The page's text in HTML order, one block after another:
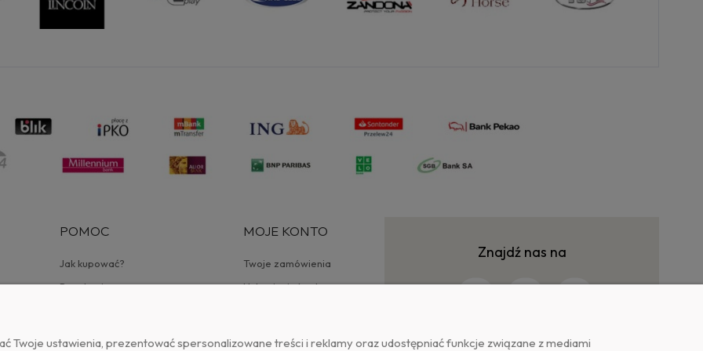
Znajdź nas na
POMOC
Jak kupować?
Regulamin
MOJE KONTO
Twoje zamówienia
Ustawienia konta
Twoje ustawienia, prezentować spersonalizowane treści i reklamy oraz udostępniać funkcje związane z mediami